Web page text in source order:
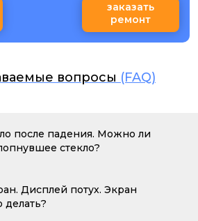
заказать
ремонт
вопросы (FAQ)
после падения. Можно ли
стекло?
Дисплей потух. Экран
делать?